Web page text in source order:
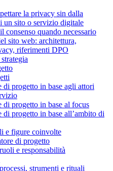
la privacy sin dalla
un sito o servizio digitale
consenso quando necessario
sito web: architettura,
riferimenti DPO
di progetto in base agli attori
progetto in base al focus
progetto in base all’ambito di
e figure coinvolte
di progetto
e responsabilità
strumenti e rituali